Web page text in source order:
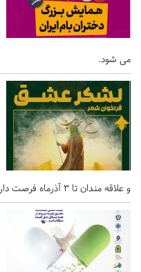
می شود.
و علاقه مندان تا 3 آذرماه فرصت دارند که آثار خود را ارسال کنند.